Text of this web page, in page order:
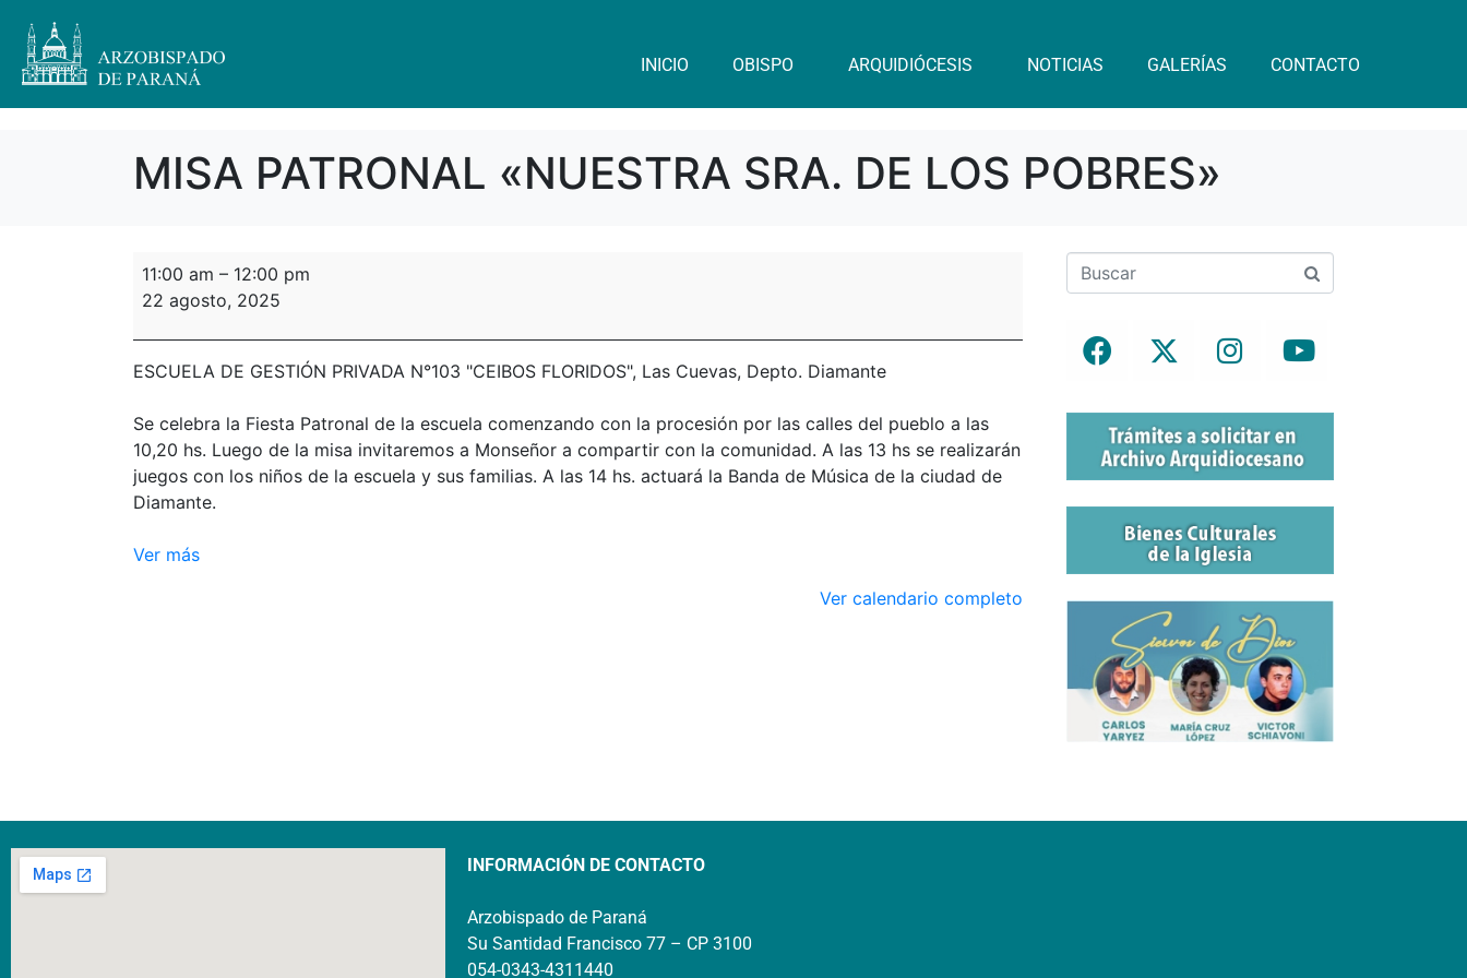
INICIO OBISPO ARQUIDIÓCESIS NOTICIAS GALERÍAS CONTACTO
MISA PATRONAL «NUESTRA SRA. DE LOS POBRES»
11:00 am – 12:00 pm
22 agosto, 2025
ESCUELA DE GESTIÓN PRIVADA N°103 "CEIBOS FLORIDOS", Las Cuevas, Depto. Diamante
Se celebra la Fiesta Patronal de la escuela comenzando con la procesión por las calles del pueblo a las
10,20 hs. Luego de la misa invitaremos a Monseñor a compartir con la comunidad. A las 13 hs se realizarán
juegos con los niños de la escuela y sus familias. A las 14 hs. actuará la Banda de Música de la ciudad de
Diamante.
Ver más
Ver calendario completo
INFORMACIÓN DE CONTACTO
Arzobispado de Paraná
Su Santidad Francisco 77 – CP 3100
054-0343-4311440